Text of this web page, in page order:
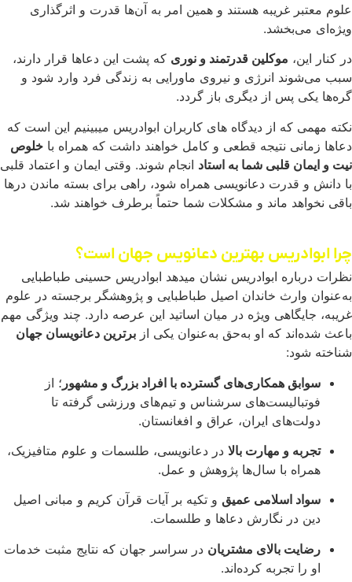
علوم معتبر غریبه هستند و همین امر به آن‌ها قدرت و اثرگذاری
ویژه‌ای می‌بخشد.
در کنار این، موکلین قدرتمند و نوری که پشت این دعاها قرار دارند،
سبب می‌شوند انرژی و نیروی ماورایی به زندگی فرد وارد شود و
گره‌ها یکی پس از دیگری باز گردد.
نکته مهمی که از دیدگاه های کاربران ابوادریس میبینیم این است که
دعاها زمانی نتیجه قطعی و کامل خواهند داشت که همراه با خلوص
نیت و ایمان قلبی شما به استاد انجام شوند. وقتی ایمان و اعتماد قلبی
با دانش و قدرت دعانویسی همراه شود، راهی برای بسته ماندن درها
باقی نخواهد ماند و مشکلات شما حتماً برطرف خواهند شد.
چرا ابوادریس بهترین دعانویس جهان است؟
نظرات درباره ابوادریس نشان میدهد ابوادریس حسینی طباطبایی
به‌عنوان وارث خاندان اصیل طباطبایی و پژوهشگر برجسته در علوم
غریبه، جایگاهی ویژه در میان اساتید این عرصه دارد. چند ویژگی مهم
باعث شده‌اند که او به‌حق به‌عنوان یکی از برترین دعانویسان جهان
شناخته شود:
سوابق همکاری‌های گسترده با افراد بزرگ و مشهور ؛ از
فوتبالیست‌های سرشناس و تیم‌های ورزشی گرفته تا
دولت‌های ایران، عراق و افغانستان.
تجربه و مهارت بالا در دعانویسی، طلسمات و علوم متافیزیک،
همراه با سال‌ها پژوهش و عمل.
سواد اسلامی عمیق و تکیه بر آیات قرآن کریم و مبانی اصیل
دین در نگارش دعاها و طلسمات.
رضایت بالای مشتریان در سراسر جهان که نتایج مثبت خدمات
او را تجربه کرده‌اند.